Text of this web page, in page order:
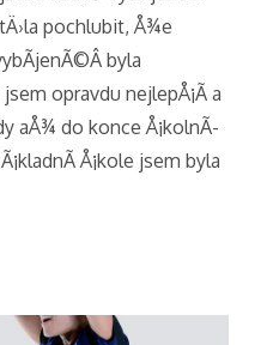
pochlubit, Å¾e
byla
opravdu nejlepÅ¡Ã­ a
aÅ¾ do konce Å¡kolnÃ­
Å¡kole jsem byla